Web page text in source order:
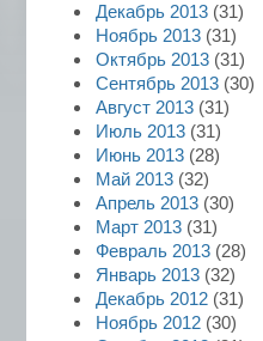
Декабрь 2013 (31)
Ноябрь 2013 (31)
Октябрь 2013 (31)
Сентябрь 2013 (30)
Август 2013 (31)
Июль 2013 (31)
Июнь 2013 (28)
Май 2013 (32)
Апрель 2013 (30)
Март 2013 (31)
Февраль 2013 (28)
Январь 2013 (32)
Декабрь 2012 (31)
Ноябрь 2012 (30)